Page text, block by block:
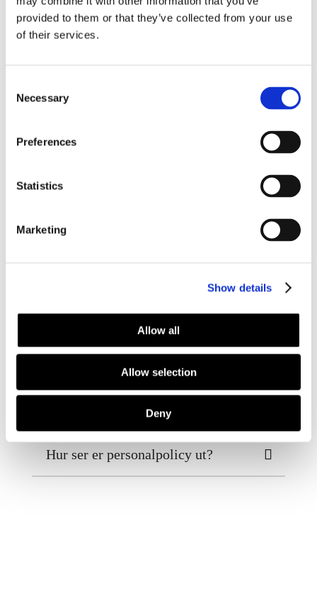
provided to them or that they’ve collected from your use
of their services.
Selection
Necessary
Preferences
Statistics
Marketing
Show details
Allow all
Allow selection
Deny
trappstädning
Vi tror på långsiktighet – både i våra
personal är vår viktigaste resurs, och
säkerställa städning med hög kvalitet. När
märks i resultatet.
Hur ofta bör ett trapphus städas?
Vad är minimitiden för
trappstädning?
Hur ser er personalpolicy ut?